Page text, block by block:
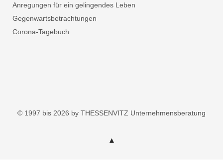
Anregungen für ein gelingendes Leben
Gegenwartsbetrachtungen
Corona-Tagebuch
© 1997 bis 2026 by THESSENVITZ Unternehmensberatung